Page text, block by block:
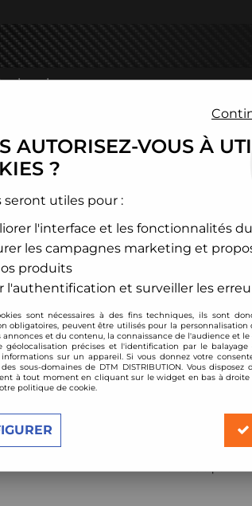
>Série 1 >Type F40 Filtre à air sport
BMC
Filtre à
Soyez le
85,20 €
Réf. : 813/01--
Filtre à air Sport
BMW Série 1
AUTORISEZ-VOUS À
?
seront utiles pour :
l'interface et les fonctionnalités
les campagnes marketing et
produits
l'authentification et surveiller les
sont nécessaires à des fins techniques, ils sont
obligatoires, peuvent être utilisés pour la
annonces et du contenu, la connaissance de l'audience et
géolocalisation précises et l'identification par le
informations sur un appareil. Si vous donnez votre
des sous-domaines de DTM DISTRIBUTION. Vous
à tout moment en cliquant sur le widget en bas à droite
politique de cookie.